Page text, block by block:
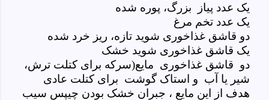
یک عدد پیاز بزرگ، پوره شده
یک عدد تخم مرغ
دو قاشق غذاخوری شوید تازه، ریز خرد شده
یک قاشق غذاخوری شوید خشک
دو قاشق غذاخوری مایع(سرکه برای کتلت ترش،
شیر یا آب و استاک گوشت برای کتلت عادی
هدف از این مایع ، جبران خشک بودن چیپس سیب